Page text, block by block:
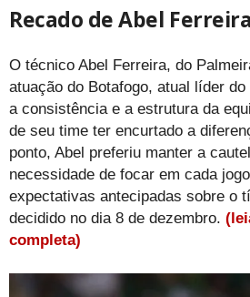
Recado de Abel Ferreira
O técnico Abel Ferreira, do
atuação do Botafogo, atual líder
a consistência e a estrutura da
de seu time ter encurtado a
ponto, Abel preferiu manter a
necessidade de focar em cada
expectativas antecipadas sobre o
decidido no dia 8 de dezembro.
completa)